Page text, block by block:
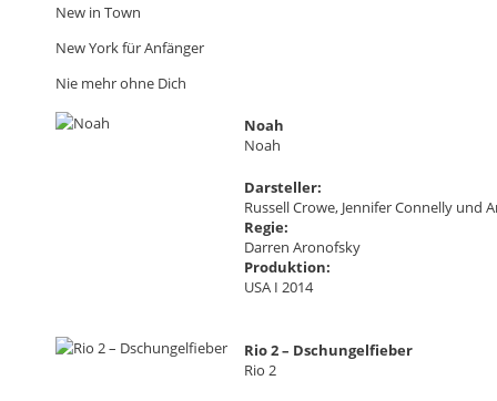
New in Town
New York für Anfänger
Nie mehr ohne Dich
Noah
Noah
Darsteller:
Russell Crowe, Jennifer Connelly und
Regie:
Darren Aronofsky
Produktion:
USA I 2014
Rio 2 – Dschungelfieber
Rio 2